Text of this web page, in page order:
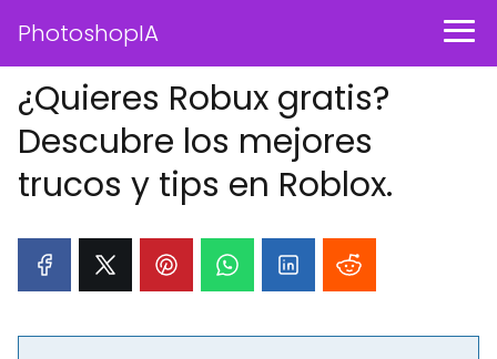
PhotoshopIA
¿Quieres Robux gratis?
Descubre los mejores
trucos y tips en Roblox.